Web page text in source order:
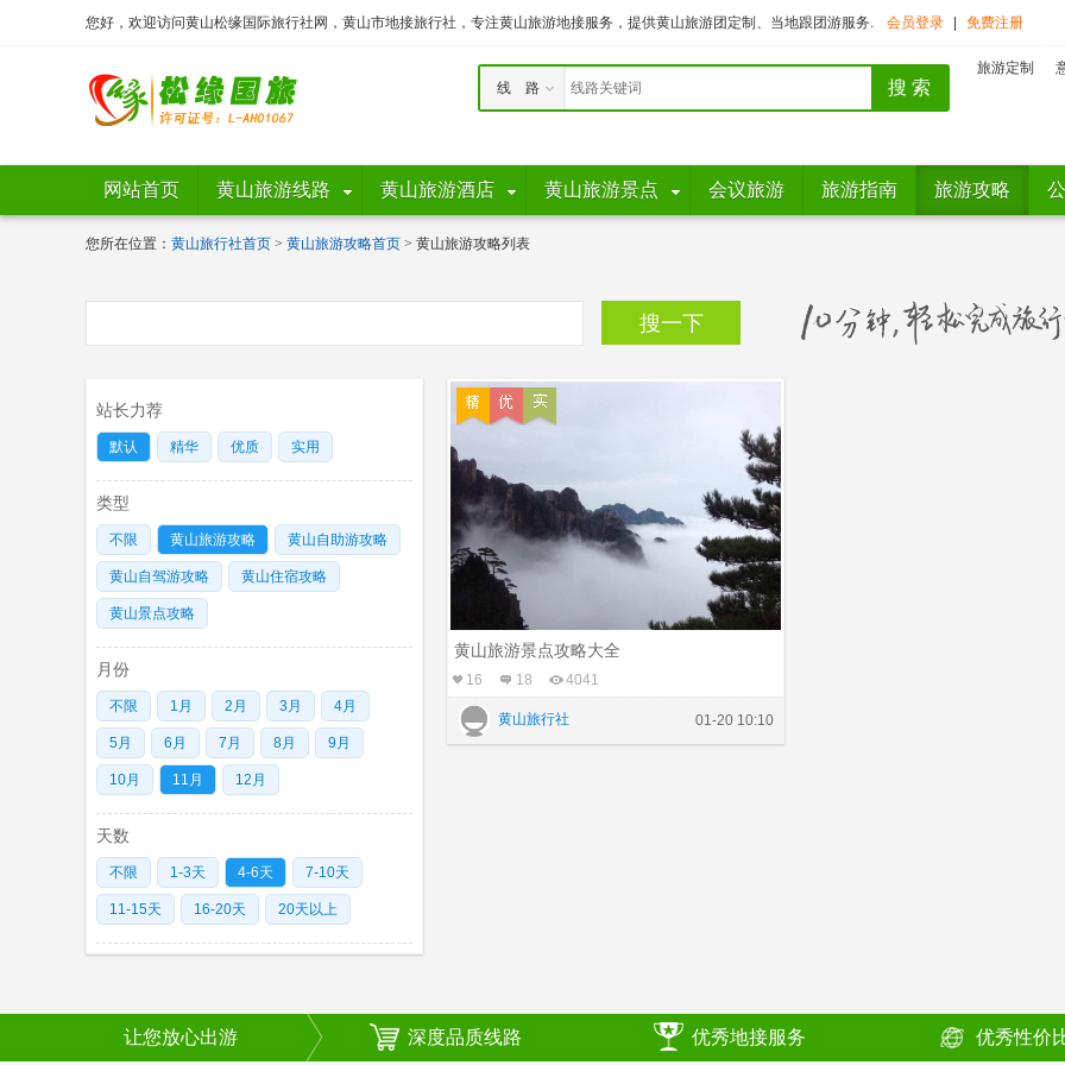
您好，欢迎访问黄山松缘国际旅行社网，黄山市地接旅行社，专注黄山旅游地接服务，提供黄山旅游团定制、当地跟团游服务. 会员登录 免费注册
旅游定制
线 路
网站首页 黄山旅游线路 黄山旅游酒店 黄山旅游景点 会议旅游 旅游指南 旅游攻略
您所在位置： 黄山旅行社首页 > 黄山旅游攻略首页 > 黄山旅游攻略列表
站长力荐
默认 精华 优质 实用
类型
不限 黄山旅游攻略 黄山自助游攻略
黄山自驾游攻略 黄山住宿攻略
黄山景点攻略
月份
不限 1月 2月 3月 4月
5月 6月 7月 8月 9月
10月 11月 12月
天数
不限 1-3天 4-6天 7-10天
11-15天 16-20天 20天以上
黄山旅游景点攻略大全
16 18 4041
黄山旅行社 01-20 10:10
让您放心出游 深度品质线路 优秀地接服务 优秀性价